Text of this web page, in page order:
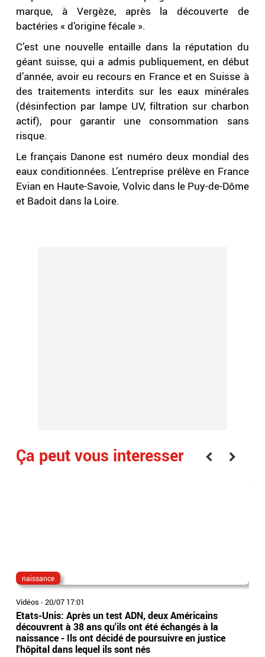
marque, à Vergèze, après la découverte de
bactéries « d’origine fécale ».
C’est une nouvelle entaille dans la réputation du
géant suisse, qui a admis publiquement, en début
d’année, avoir eu recours en France et en Suisse à
des traitements interdits sur les eaux minérales
(désinfection par lampe UV, filtration sur charbon
actif), pour garantir une consommation sans
risque.
Le français Danone est numéro deux mondial des
eaux conditionnées. L’entreprise prélève en France
Evian en Haute-Savoie, Volvic dans le Puy-de-Dôme
et Badoit dans la Loire.
Ça peut vous interesser
naissance
Vidéos -20/07 17:01
Etats-Unis: Après un test ADN, deux Américains
découvrent à 38 ans qu'ils ont été échangés à la
naissance - Ils ont décidé de poursuivre en justice
l'hôpital dans lequel ils sont nés